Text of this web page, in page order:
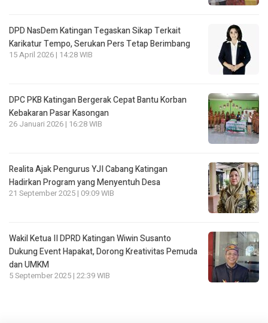
DPD NasDem Katingan Tegaskan Sikap Terkait
Karikatur Tempo, Serukan Pers Tetap Berimbang
15 April 2026 | 14:28 WIB
DPC PKB Katingan Bergerak Cepat Bantu Korban
Kebakaran Pasar Kasongan
26 Januari 2026 | 16:28 WIB
Realita Ajak Pengurus YJI Cabang Katingan
Hadirkan Program yang Menyentuh Desa
21 September 2025 | 09:09 WIB
Wakil Ketua II DPRD Katingan Wiwin Susanto
Dukung Event Hapakat, Dorong Kreativitas Pemuda
dan UMKM
5 September 2025 | 22:39 WIB